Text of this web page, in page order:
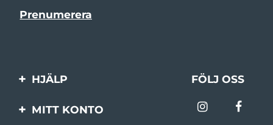
HJÄLP
Kontakta oss
FÖLJ OSS
MITT KONTO